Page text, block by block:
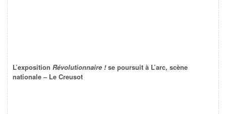
L’exposition Révolutionnaire !se poursuit à L’arc, scène
nationale – Le Creusot